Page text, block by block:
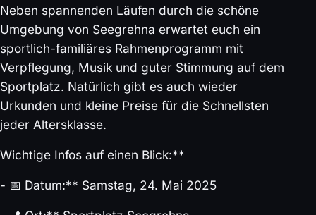
Neben spannenden Läufen durch die schöne
Umgebung von Seegrehna erwartet euch ein
sportlich-familiäres Rahmenprogramm mit
Verpflegung, Musik und guter Stimmung auf dem
Sportplatz. Natürlich gibt es auch wieder
Urkunden und kleine Preise für die Schnellsten
jeder Altersklasse.
Wichtige Infos auf einen Blick:**
- 📅 Datum:** Samstag, 24. Mai 2025